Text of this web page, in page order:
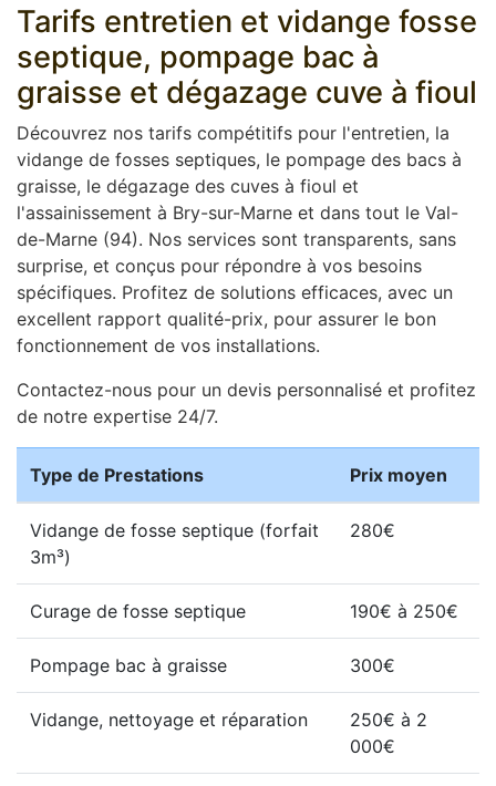
Tarifs entretien et vidange fosse
septique, pompage bac à
graisse et dégazage cuve à fioul
Découvrez nos tarifs compétitifs pour l'entretien, la
vidange de fosses septiques, le pompage des bacs à
graisse, le dégazage des cuves à fioul et
l'assainissement à Bry-sur-Marne et dans tout le Val-
de-Marne (94). Nos services sont transparents, sans
surprise, et conçus pour répondre à vos besoins
spécifiques. Profitez de solutions efficaces, avec un
excellent rapport qualité-prix, pour assurer le bon
fonctionnement de vos installations.
Contactez-nous pour un devis personnalisé et profitez
de notre expertise 24/7.
Type de Prestations Prix moyen
Vidange de fosse septique (forfait
3m³)
280€
Curage de fosse septique 190€ à 250€
Pompage bac à graisse 300€
Vidange, nettoyage et réparation
250€ à 2
000€